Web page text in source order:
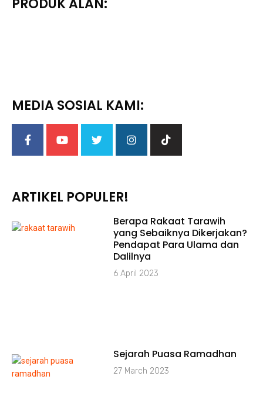
PRODUK ALAN:
MEDIA SOSIAL KAMI:
ARTIKEL POPULER!
Berapa Rakaat Tarawih
yang Sebaiknya Dikerjakan?
Pendapat Para Ulama dan
Dalilnya
6 April 2023
Sejarah Puasa Ramadhan
27 March 2023